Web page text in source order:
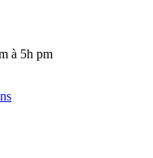
à 5h pm